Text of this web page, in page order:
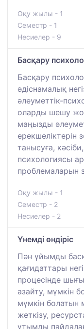
Оқу жылы - 1
Семестр - 1
Несиелер - 9
Басқару
Басқару
әдіснамалық
әлеуметтік-
оларды шешу
маңызды
ерекшеліктерін
танысуға,
психологиясы
проблемаларын
Оқу жылы - 1
Семестр - 2
Несиелер - 2
Yнемдi өндіріс
Пән ұйымды
қағидаттары
процесінде
азайту, мүмкін
мүмкін болатын
жеткізу,
ұтымды